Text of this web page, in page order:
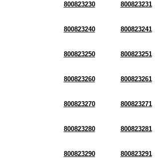
800823230 800823231
800823240 800823241
800823250 800823251
800823260 800823261
800823270 800823271
800823280 800823281
800823290 800823291